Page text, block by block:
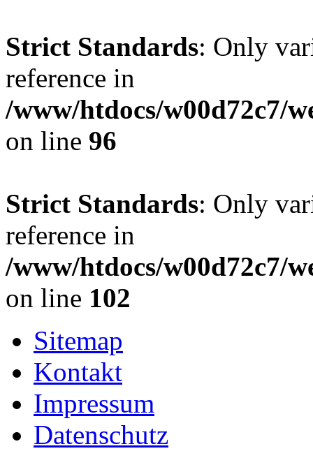
Strict Standards: Only
reference in
/www/htdocs/w00d72c7/
on line 96
Strict Standards: Only
reference in
/www/htdocs/w00d72c7/
on line 102
Sitemap
Kontakt
Impressum
Datenschutz